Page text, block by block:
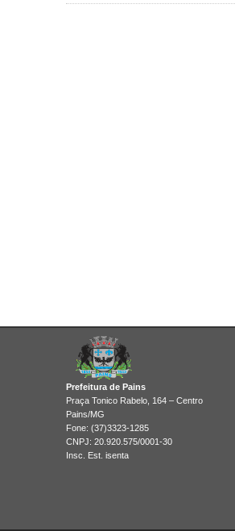
Prefeitura de Pains
Praça Tonico Rabelo, 164 – Centro
Pains/MG
Fone: (37)3323-1285
CNPJ: 20.920.575/0001-30
Insc. Est. isenta